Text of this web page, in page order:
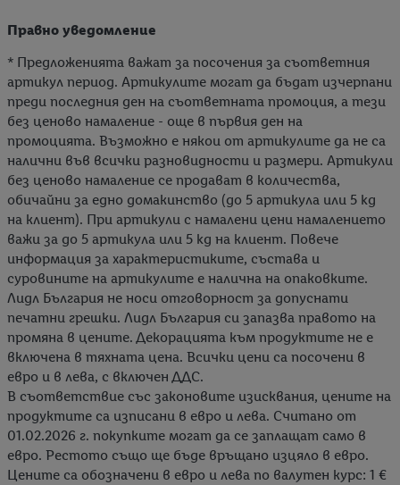
Правно уведомление
* Предложенията важат за посочения за съответния
артикул период. Артикулите могат да бъдат изчерпани
преди последния ден на съответната промоция, а тези
без ценово намаление - още в първия ден на
промоцията. Възможно е някои от артикулите да не са
налични във всички разновидности и размери. Артикули
без ценово намаление се продават в количества,
обичайни за едно домакинство (до 5 артикула или 5 kg
на клиент). При артикули с намалени цени намалението
важи за до 5 артикула или 5 kg на клиент. Повече
информация за характеристиките, състава и
суровините на артикулите е налична на опаковките.
Лидл България не носи отговорност за допуснати
печатни грешки. Лидл България си запазва правото на
промяна в цените. Декорацията към продуктите не е
включена в тяхната цена. Всички цени са посочени в
евро и в лева, с включен ДДС.
В съответствие със законовите изисквания, цените на
продуктите са изписани в евро и лева. Считано от
01.02.2026 г. покупките могат да се заплащат само в
евро. Рестото също ще бъде връщано изцяло в евро.
Цените са обозначени в евро и лева по валутен курс: 1 €